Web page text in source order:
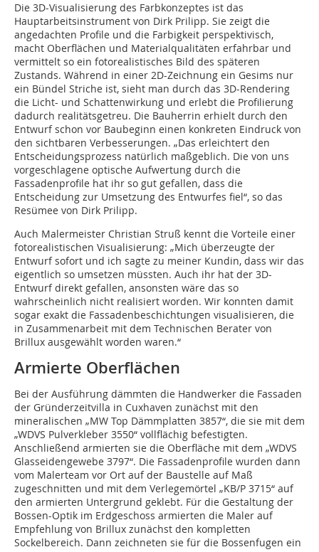
Die 3D-Visualisierung des Farbkonzeptes ist das
Hauptarbeitsinstrument von Dirk Prilipp. Sie zeigt die
angedachten Profile und die Farbigkeit perspektivisch,
macht Oberflächen und Materialqualitäten erfahrbar und
vermittelt so ein fotorealistisches Bild des späteren
Zustands. Während in einer 2D-Zeichnung ein Gesims nur
ein Bündel Striche ist, sieht man durch das 3D-Rendering
die Licht- und Schattenwirkung und erlebt die Profilierung
dadurch realitätsgetreu. Die Bauherrin erhielt durch den
Entwurf schon vor Baubeginn einen konkreten Eindruck von
den sichtbaren Verbesserungen. „Das erleichtert den
Entscheidungsprozess natürlich maßgeblich. Die von uns
vorgeschlagene optische Aufwertung durch die
Fassadenprofile hat ihr so gut gefallen, dass die
Entscheidung zur Umsetzung des Entwurfes fiel“, so das
Resümee von Dirk Prilipp.
Auch Malermeister Christian Struß kennt die Vorteile einer
fotorealistischen Visualisierung: „Mich überzeugte der
Entwurf sofort und ich sagte zu meiner Kundin, dass wir das
eigentlich so umsetzen müssten. Auch ihr hat der 3D-
Entwurf direkt gefallen, ansonsten wäre das so
wahrscheinlich nicht realisiert worden. Wir konnten damit
sogar exakt die Fassadenbeschichtungen visualisieren, die
in Zusammenarbeit mit dem Technischen Berater von
Brillux ausgewählt worden waren.“
Armierte Oberflächen
Bei der Ausführung dämmten die Handwerker die Fassaden
der Gründerzeitvilla in Cuxhaven zunächst mit den
mineralischen „MW Top Dämmplatten 3857“, die sie mit dem
„WDVS Pulverkleber 3550“ vollflächig befestigten.
Anschließend armierten sie die Oberfläche mit dem „WDVS
Glasseidengewebe 3797“. Die Fassadenprofile wurden dann
vom Malerteam vor Ort auf der Baustelle auf Maß
zugeschnitten und mit dem Verlegemörtel „KB/P 3715“ auf
den armierten Untergrund geklebt. Für die Gestaltung der
Bossen-Optik im Erdgeschoss armierten die Maler auf
Empfehlung von Brillux zunächst den kompletten
Sockelbereich. Dann zeichneten sie für die Bossenfugen ein